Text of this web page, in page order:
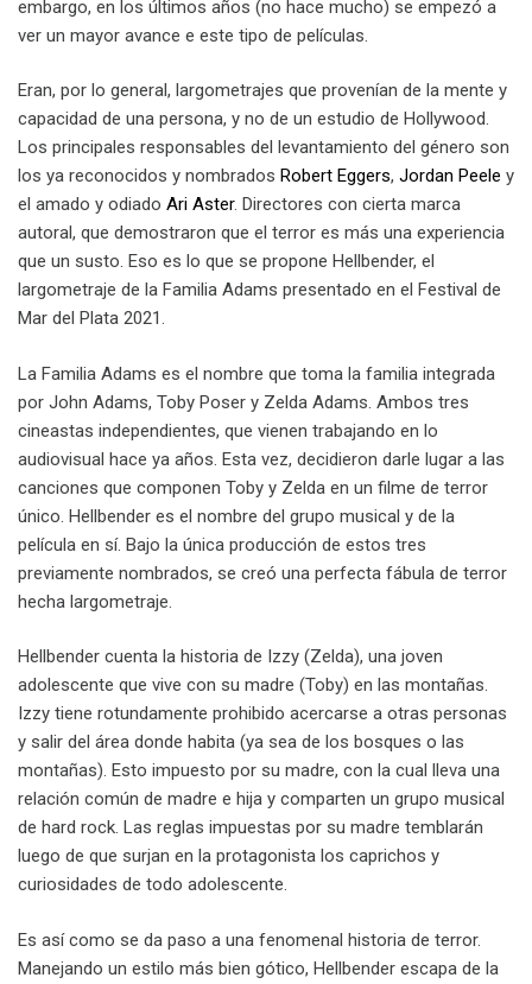
embargo, en los últimos años (no hace mucho) se empezó a
ver un mayor avance e este tipo de películas.
Eran, por lo general, largometrajes que provenían de la mente y
capacidad de una persona, y no de un estudio de Hollywood.
Los principales responsables del levantamiento del género son
los ya reconocidos y nombrados Robert Eggers, Jordan Peele y
el amado y odiado Ari Aster. Directores con cierta marca
autoral, que demostraron que el terror es más una experiencia
que un susto. Eso es lo que se propone Hellbender, el
largometraje de la Familia Adams presentado en el Festival de
Mar del Plata 2021.
La Familia Adams es el nombre que toma la familia integrada
por John Adams, Toby Poser y Zelda Adams. Ambos tres
cineastas independientes, que vienen trabajando en lo
audiovisual hace ya años. Esta vez, decidieron darle lugar a las
canciones que componen Toby y Zelda en un filme de terror
único. Hellbender es el nombre del grupo musical y de la
película en sí. Bajo la única producción de estos tres
previamente nombrados, se creó una perfecta fábula de terror
hecha largometraje.
Hellbender cuenta la historia de Izzy (Zelda), una joven
adolescente que vive con su madre (Toby) en las montañas.
Izzy tiene rotundamente prohibido acercarse a otras personas
y salir del área donde habita (ya sea de los bosques o las
montañas). Esto impuesto por su madre, con la cual lleva una
relación común de madre e hija y comparten un grupo musical
de hard rock. Las reglas impuestas por su madre temblarán
luego de que surjan en la protagonista los caprichos y
curiosidades de todo adolescente.
Es así como se da paso a una fenomenal historia de terror.
Manejando un estilo más bien gótico, Hellbender escapa de la